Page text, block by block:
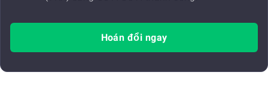
Hoán đổi ngay